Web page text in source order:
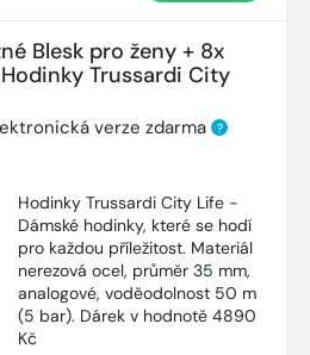
Blesk pro ženy + 8x
Trussardi City
verze zdarma ?
Hodinky Trussardi City Life -
Dámské hodinky, které se hodí
pro každou příležitost. Materiál
nerezová ocel, průměr 35 mm,
analogové, voděodolnost 50 m
(5 bar). Dárek v hodnotě 4890
Kč